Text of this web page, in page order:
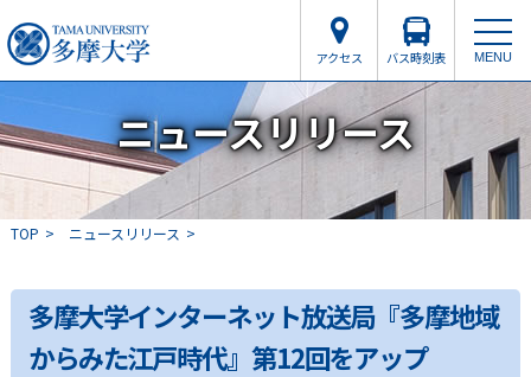
アクセス バス時刻表 MENU
ニュースリリース
TOP ニュースリリース
多摩大学インターネット放送局『多摩地域
からみた江戸時代』第12回をアップ